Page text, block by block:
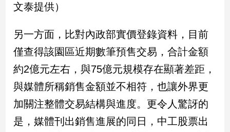
影
音
專
區
合
作
文泰提供）
另一方面，比對內政部實價登錄資料，目前
僅查得該園區近期數筆預售交易，合計金額
約2億元左右，與75億元規模存在顯著差距，
與媒體所稱銷售金額並不相符，也讓外界更
加關注整體交易結構與進度。更令人驚訝的
是，媒體刊出銷售進展的同日，中工股票出